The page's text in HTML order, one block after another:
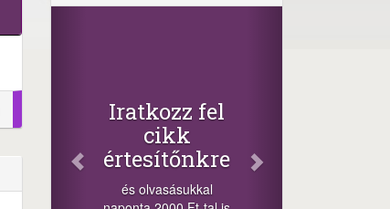
Iratkozz fel
cikk
értesítőnkre
és olvasásukkal